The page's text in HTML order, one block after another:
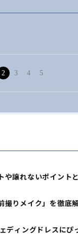
2 3 4 5
や譲れないポイント
りメイク」を徹底
ディングドレスにぴ